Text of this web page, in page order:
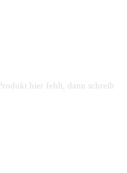
hier fehlt, dann schreib